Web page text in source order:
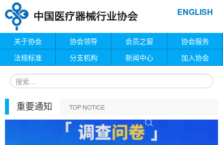
ENGLISH
关于协会 协会领导 会员之窗
协会服务
法规标准
分支机构 新闻中心 加入协会
重要通知 TOP NOTICE